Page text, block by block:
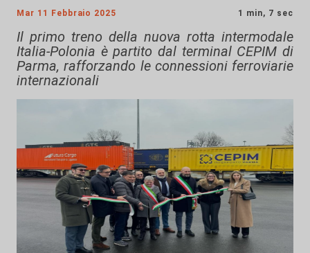
Mar 11 Febbraio 2025 1 min, 7 sec
Il primo treno della nuova rotta intermodale
Italia-Polonia è partito dal terminal CEPIM di
Parma, rafforzando le connessioni ferroviarie
internazionali